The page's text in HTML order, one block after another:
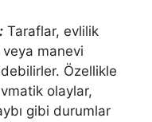
Taraflar, evlilik
veya manevi
Özellikle
olaylar,
gibi durumlar